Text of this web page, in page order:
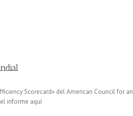
Scorecard» del American Council for an
informe aquí